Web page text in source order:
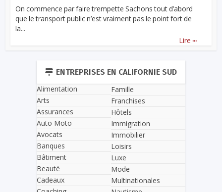
On commence par faire trempette Sachons tout d’abord
que le transport public n’est vraiment pas le point fort de
la...
Lire ...
ENTREPRISES EN CALIFORNIE SUD
Alimentation
Arts
Assurances
Auto Moto
Avocats
Banques
Bâtiment
Beauté
Cadeaux
Famille
Franchises
Hôtels
Immigration
Immobilier
Loisirs
Luxe
Mode
Multinationales